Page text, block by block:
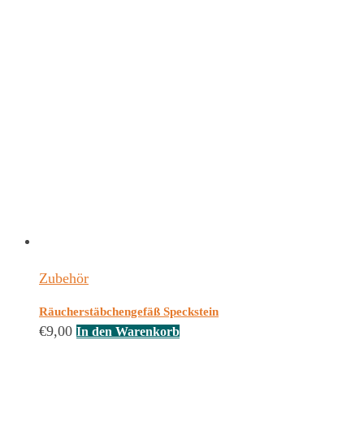
Zubehör
Räucherstäbchengefäß Speckstein
€9,00 In den Warenkorb